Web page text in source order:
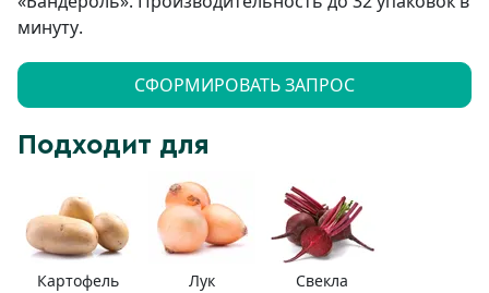
минуту.
СФОРМИРОВАТЬ ЗАПРОС
Подходит для
Картофель Лук Свекла